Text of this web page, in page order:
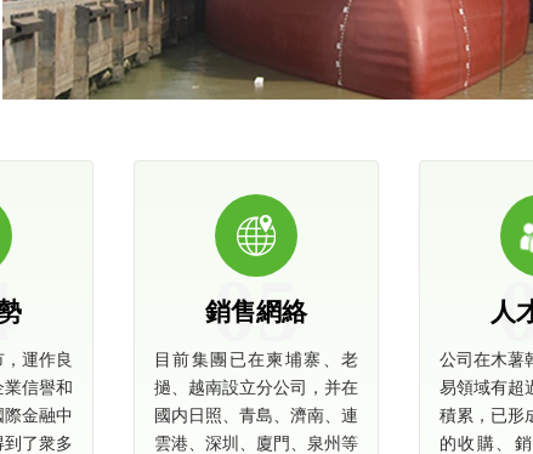
，運作良
信譽和
金融中
了衆多
05
銷售網絡
目前集團已在柬埔寨、老
撾、越南設立分公司，并在
國内日照、青島、濟南、連
雲港、深圳、廈門、泉州等
人
公司在木薯
易領域有超
積累，已形
的收購、